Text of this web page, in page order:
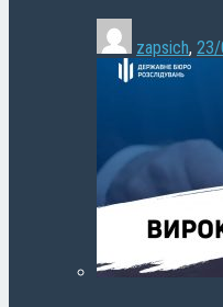
zapsich,